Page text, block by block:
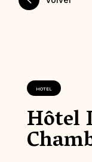
HOTEL
Hôtel